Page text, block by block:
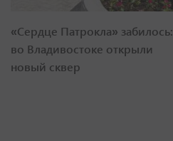
«Сердце Патрокла» забилось:
во Владивостоке открыли
новый сквер